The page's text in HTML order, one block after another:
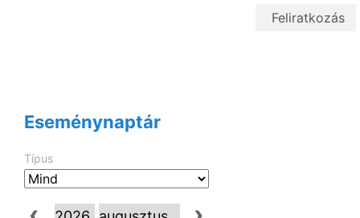
Eseménynaptár
Típus